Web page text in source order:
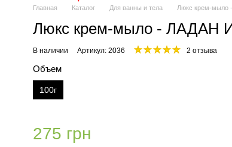
Главная Каталог Для ванны и тела Люкс крем-
Люкс крем-мыло -
В наличии Артикул: 2036 2 отзыва
Объем
100г
275 грн
♥